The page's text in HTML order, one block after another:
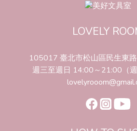
LOVELY
105017 臺北市松山區民生東
週三至週日 14:00～21:00（週